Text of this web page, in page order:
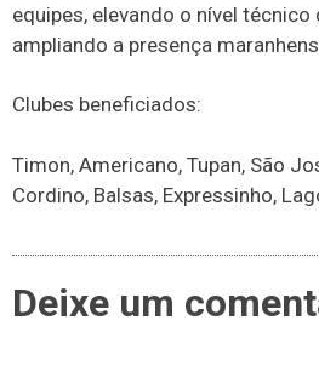
equipes, elevando o nível
ampliando a presença
Clubes beneficiados:
Timon, Americano, Tupan, São
Cordino, Balsas, Expressinho,
Deixe um